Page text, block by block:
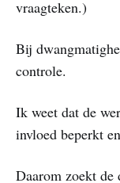
vraagteken.)
Bij
controle.
Ik weet dat de
invloed beperkt
Daarom zoekt de